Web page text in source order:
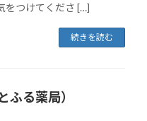
をつけてくださ […]
続きを読む
る薬局）